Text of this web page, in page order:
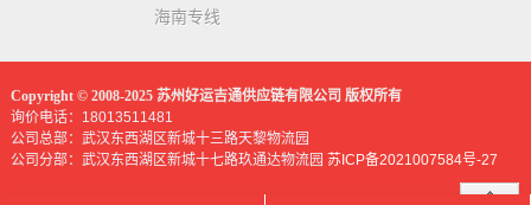
海南专线
Copyright © 2008-2025 苏州好运吉通供应链有限公司 版权所有
询价电话：18013511481
公司总部：武汉东西湖区新城十三路天黎物流园
公司分部：武汉东西湖区新城十七路玖通达物流园 苏ICP备2021007584号-27